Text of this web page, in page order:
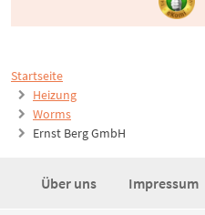
Startseite
Heizung
Worms
Ernst Berg GmbH
Über uns Impressum